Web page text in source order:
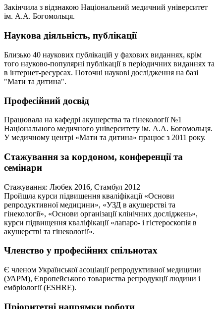
Закінчила з відзнакою Національний медичний університет
ім. А.А. Богомольця.
Наукова діяльність, публікації
Близько 40 наукових публікацій у фахових виданнях, крім
того науково-популярні публікації в періодичних виданнях та
в інтернет-ресурсах. Поточні наукові дослідження на базі
"Мати та дитина".
Професійний досвід
Працювала на кафедрі акушерства та гінекології №1
Національного медичного університету ім. А.А. Богомольця.
У медичному центрі «Мати та дитина» працює з 2011 року.
Стажування за кордоном, конференції та
семінари
Стажування: Любек 2016, Стамбул 2012
Пройшла курси підвищення кваліфікації «Основи
репродуктивної медицини», «УЗД в акушерстві та
гінекології», «Основи організації клінічних досліджень»,
курси підвищення кваліфікації «лапаро- і гістероскопія в
акушерстві та гінекології».
Членство у професійних спільнотах
Є членом Української асоціації репродуктивної медицини
(УАРМ), Європейського товариства репродукції людини і
ембріології (ESHRE).
Пріоритетні напрямки роботи